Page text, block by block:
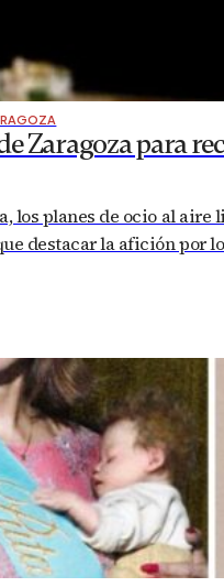
Zaragoza para
los planes de ocio al
destacar la afición por